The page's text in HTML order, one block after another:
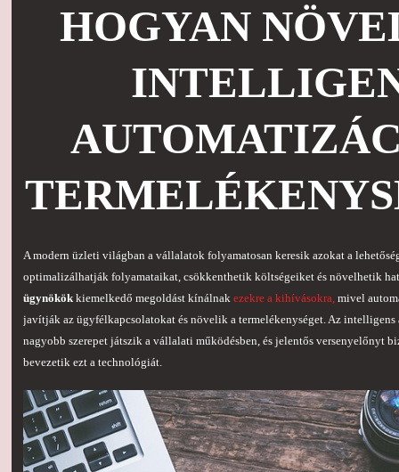
HOGYAN
A modern üzleti világban a vállalatok folyamatosan keresik azokat a
optimalizálhatják folyamataikat, csökkenthetik költségeiket és növelhetik
ügynökökkiemelkedő megoldást kínálnak ezekre a kihívásokra,mivel
javítják az ügyfélkapcsolatokat és növelik a termelékenységet. Az intelligens
nagyobb szerepet játszik a vállalati működésben, és jelentős versenyelőnyt
bevezetik ezt a technológiát.